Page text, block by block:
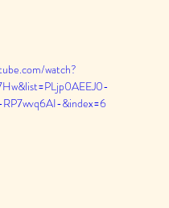
watch?
&index=6